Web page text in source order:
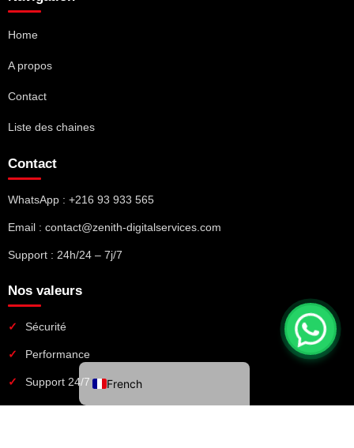
French
Home
A propos
Contact
Liste des chaines
Contact
WhatsApp : +216 93 933 565
Email : contact@zenith-digitalservices.com
Support : 24h/24 – 7j/7
Nos valeurs
Sécurité
Performance
Support 24/7